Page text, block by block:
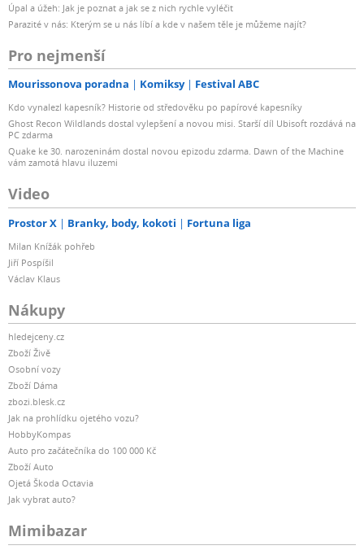
Úpal a úžeh: Jak je poznat a jak se z nich rychle vyléčit
Parazité v nás: Kterým se u nás líbí a kde v našem těle je můžeme najít?
Pro nejmenší
Mourissonova poradna Komiksy Festival ABC
Kdo vynalezl kapesník? Historie od středověku po papírové kapesníky
Ghost Recon Wildlands dostal vylepšení a novou misi. Starší díl Ubisoft rozdává na
PC zdarma
Quake ke 30. narozeninám dostal novou epizodu zdarma. Dawn of the Machine
vám zamotá hlavu iluzemi
Video
Prostor X Branky, body, kokoti Fortuna liga
Milan Knížák pohřeb
Jiří Pospíšil
Václav Klaus
Nákupy
hledejceny.cz
Zboží Živě
Osobní vozy
Zboží Dáma
zbozi.blesk.cz
Jak na prohlídku ojetého vozu?
HobbyKompas
Auto pro začátečníka do 100 000 Kč
Zboží Auto
Ojetá Škoda Octavia
Jak vybrat auto?
Mimibazar